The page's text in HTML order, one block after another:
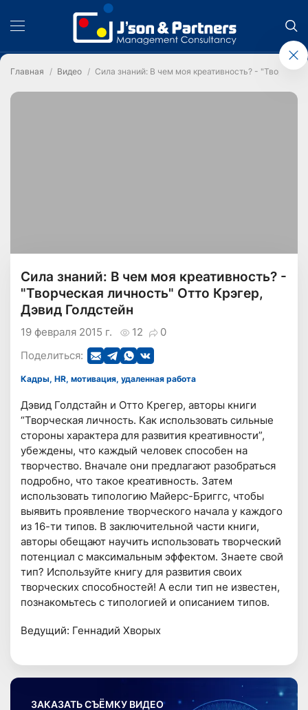
Главная Видео Сила знаний: В чем моя креативность? -
Сила знаний: В чем моя креативность? -
"Творческая личность" Отто Крэгер,
Дэвид Голдстейн
12 0
19 февраля 2015 г.
Поделиться:
Кадры, HR, мотивация, удаленная работа
Дэвид Голдстайн и Отто Крегер, авторы книги
“Творческая личность. Как использовать сильные
стороны характера для развития креативности”,
убеждены, что каждый человек способен на
творчество. Вначале они предлагают разобраться
подробно, что такое креативность. Затем
использовать типологию Майерс-Бриггс, чтобы
выявить проявление творческого начала у каждого
из 16-ти типов. В заключительной части книги,
авторы обещают научить использовать творческий
потенциал с максимальным эффектом. Знаете свой
тип? Используйте книгу для развития своих
творческих способностей! А если тип не известен,
познакомьтесь с типологией и описанием типов.
Ведущий: Геннадий Хворых
ЗАКАЗАТЬ СЪЁМКУ ВИДЕО